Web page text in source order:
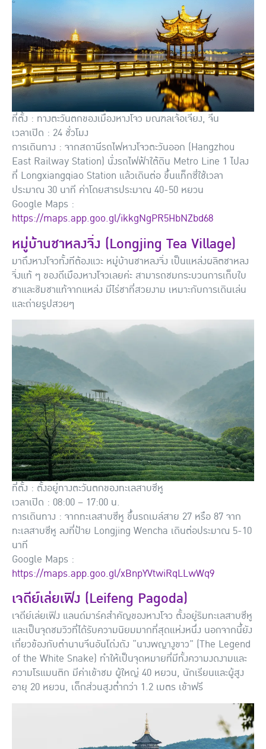
ที่ตั้ง : ทางตะวันตกของเมืองหางโจว มณฑลเจ้อเจียง, จีน
เวลาเปิด : 24 ชั่วโมง
การเดินทาง : จากสถานีรถไฟหางโจวตะวันออก (Hangzhou
East Railway Station) นั่งรถไฟฟ้าใต้ดิน Metro Line 1 ไปลง
ที่ Longxiangqiao Station แล้วเดินต่อ ขึ้นแท็กซี่ใช้เวลา
ประมาณ 30 นาที ค่าโดยสารประมาณ 40-50 หยวน
Google Maps :
https://maps.app.goo.gl/ikkgNgPR5HbNZbd68
หมู่บ้านชาหลงจิ่ง (Longjing Tea Village)
มาถึงหางโจวทั้งทีต้องแวะ หมู่บ้านชาหลงจิ่ง เป็นแหล่งผลิตชาหลง
จิ่งแท้ ๆ ของดีเมืองหางโจวเลยค่ะ สามารถชมกระบวนการเก็บใบ
ชาและชิมชาแท้จากแหล่ง มีไร่ชาที่สวยงาม เหมาะกับการเดินเล่น
และถ่ายรูปสวยๆ
ที่ตั้ง : ตั้งอยู่ทางตะวันตกของทะเลสาบซีหู
เวลาเปิด : 08:00 – 17:00 น.
การเดินทาง : จากทะเลสาบซีหู ขึ้นรถเมล์สาย 27 หรือ 87 จาก
ทะเลสาบซีหู ลงที่ป้าย Longjing Wencha เดินต่อประมาณ 5-10
นาที
Google Maps :
https://maps.app.goo.gl/xBnpYVtwiRqLLwWq9
เจดีย์เล่ยเฟิง (Leifeng Pagoda)
เจดีย์เล่ยเฟิง แลนด์มาร์คสำคัญของหางโจว ตั้งอยู่ริมทะเลสาบซีหู
และเป็นจุดชมวิวที่ได้รับความนิยมมากที่สุดแห่งหนึ่ง นอกจากนี้ยัง
เกี่ยวข้องกับตำนานจีนอันโด่งดัง “นางพญางูขาว” (The Legend
of the White Snake) ทำให้เป็นจุดหมายที่มีทั้งความงดงามและ
ความโรแมนติก มีค่าเข้าชม ผู้ใหญ่ 40 หยวน, นักเรียนและผู้สูง
อายุ 20 หยวน, เด็กส่วนสูงต่ำกว่า 1.2 เมตร เข้าฟรี